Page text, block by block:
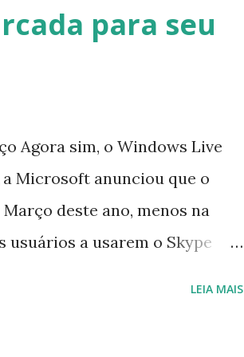
para seu
Agora sim, o Windows Live
Microsoft anunciou que o
deste ano, menos na
usuários a usarem o Skype
LEIA MAIS